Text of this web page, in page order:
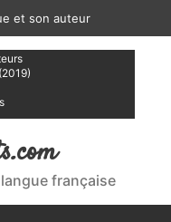
et son auteur
française